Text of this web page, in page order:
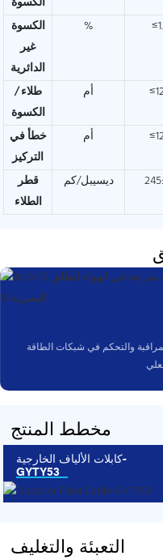
الكسوة
غير
الدائرية
%
طلاء /
الكسوة
أم
خطأ في
التركيز
أم
قطر
الطلاء
ديسيبل/كم
والتحكم في شبكات الطاقة
مخطط المنتج
كابلات الألياف الخارجية-
GYTY53
التعبئة والتغليف